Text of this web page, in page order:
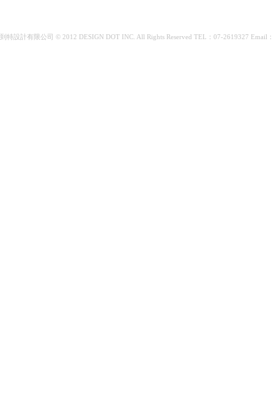
到特設計有限公司 © 2012 DESIGN DOT INC. All Rights Reserved TEL：07-2619327 Email：